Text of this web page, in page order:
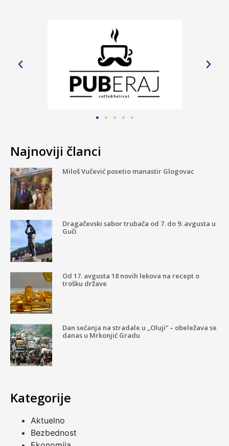
Najnoviji članci
Miloš Vučević posetio manastir Glogovac
Dragačevski sabor trubača od 7. do 9. avgusta u
Guči
Od 17. avgusta 18 novih lekova na recept o
trošku države
Dan sećanja na stradale u „Oluji“ – obeležava se
danas u Mrkonjić Gradu
Kategorije
Aktuelno
Bezbednost